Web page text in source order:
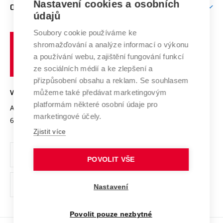
E-přihláška
Doktorské studium
Podpora podnikání
Mezinárodní vědecká rada
Systém zajišťování kvality výzkumu
Výzkumné infrastruktury
Transfer znalostí
Open Science
Projekty
Projekty ze strukturálních fondů
Specifický výzkum
Zahraniční spolupráce
Spolupráce se školami
Služby univerzity
Mezinárodní dohody
Univerzitní sítě
O UNIVERZITĚ
Profil univerzity
Udržitelná univerzita
Podnikavá univerzita / ContriBUTe
Bezpečná univerzita
Vyznamenání
Organizační struktura
Ochrana osobních údajů
odkaz)
učení
technické
VYSOKÉ UČENÍ TECHNICKÉ V BRNĚ
Antonínská 548/1
602 00 Brno
www.vut.cz
vut@vutbr.cz
Nastavení cookies a osobních
údajů
Soubory cookie používáme ke
shromažďování a analýze informací o výkonu
a používání webu, zajištění fungování funkcí
ze sociálních médií a ke zlepšení a
přizpůsobení obsahu a reklam. Se souhlasem
můžeme také předávat marketingovým
platformám některé osobní údaje pro
marketingové účely.
Zjistit více
POVOLIT VŠE
Nastavení
Povolit pouze nezbytné